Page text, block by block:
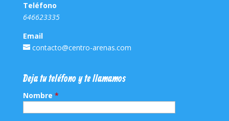
Teléfono
646623335
Email
contacto@centro-arenas.com
Deja tu teléfono y te llamamos
Nombre *